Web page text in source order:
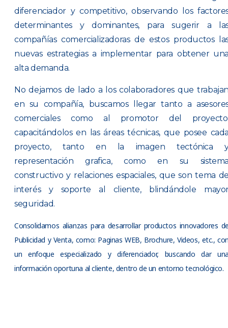
diferenciador y competitivo, observando los
determinantes y dominantes, para sugerir a
compañías comercializadoras de estos productos
nuevas estrategias a implementar para obtener
alta demanda.
No dejamos de lado a los colaboradores que
en su compañía, buscamos llegar tanto a
comerciales como al promotor del
capacitándolos en las áreas técnicas, que posee
proyecto, tanto en la imagen tectónica
representación grafica, como en su
constructivo y relaciones espaciales, que son tema
interés y soporte al cliente, blindándole
seguridad.
Consolidamos alianzas para desarrollar productos innovadores
Publicidad y Venta, como: Paginas WEB, Brochure, Videos, etc.,
un enfoque especializado y diferenciador, buscando dar
información oportuna al cliente, dentro de un entorno tecnológico.